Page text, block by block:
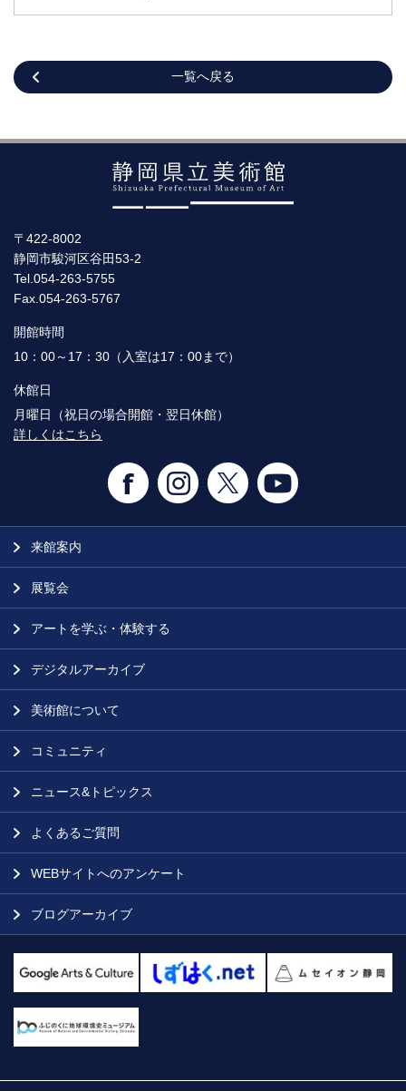
一覧へ戻る
〒422-8002
静岡市駿河区谷田53-2
Tel.054-263-5755
Fax.054-263-5767
開館時間
10：00～17：30（入室は17：00まで）
休館日
月曜日（祝日の場合開館・翌日休館）
詳しくはこちら
来館案内
展覧会
アートを学ぶ・体験する
デジタルアーカイブ
美術館について
コミュニティ
ニュース&トピックス
よくあるご質問
WEBサイトへのアンケート
ブログアーカイブ